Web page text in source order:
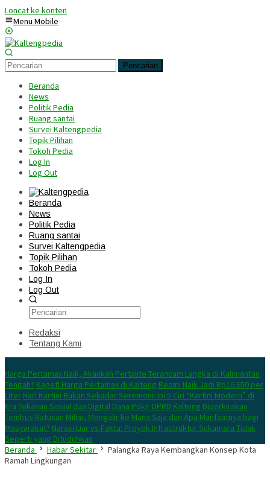
Loncat ke konten
Menu Mobile
Pencarian
Beranda
News
Politik Pedia
Ruang santai
Survei Kaltengpedia
Topik Pilihan
Tokoh Pedia
Log In
Log Out
Beranda
News
Politik Pedia
Ruang santai
Survei Kaltengpedia
Topik Pilihan
Tokoh Pedia
Log In
Log Out
Redaksi
Tentang Kami
Harga Pertamax Naik, Akankah Pertalite Terancam Langka di Kalimantan
Tengah? Kaget! Harga Pertamax di Kalteng Resmi Naik Jadi Rp16.650 per
Liter Hari Kartini Bukan Sekadar Seremoni: Ini 5 Ciri “Kartini Modern” di
Era Tekanan Sosial dan Digital Dana Pokir DPRD Kalteng Diperkirakan
Tembus Ratusan Miliar, Mengalir ke Mana Saja dan Apa Manfaatnya bagi
Masyarakat? Narasi Liar vs Fakta: Proyek Infrastruktur Sukamara Tidak
Seperti yang Dituduhkan
Beranda
Habar Sekitar
Palangka Raya Kembangkan Konsep Kota
Ramah Lingkungan